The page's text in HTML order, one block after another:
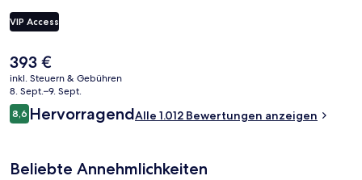
Wellnessbereich mit Tiefengewebe-Massagen, Aromatherapie und
Reflexologie verwöhnen lassen. Los Riscos, eins von 5 Restaurants,
geöffnet. Als weitere Highlights bietet diese Unterkunft mit All-
inclusive-Leistungen 3 Poolbars, einen kostenlosen Kinderclub und
einen Fitnessbereich. Andere Reisende lieben den Pool und das
hilfsbereite Personal.
VIP Access
Der
aktuelle
Preis
beträgt
393 €.
393 €
inkl. Steuern & Gebühren
8. Sept.–9. Sept.
Bewertungen
8,68,6 von 10.
HervorragendAlle 1.012 Bewertungen anzeigen
Beliebte Annehmlichkeiten